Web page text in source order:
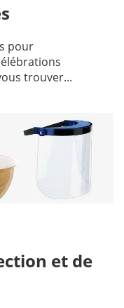
pour
trouver...
et de